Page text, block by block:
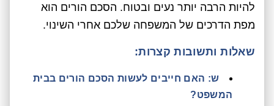
להיות הרבה יותר נעים ובטוח. הסכם הורים הוא
מפת הדרכים של המשפחה שלכם אחרי השינוי.
שאלות ותשובות קצרות:
ש: האם חייבים לעשות הסכם הורים בבית
המשפט?